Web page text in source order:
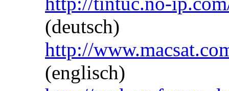
(deutsch)
http://
(englisch)